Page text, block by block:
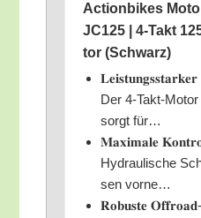
Action­bikes
JC125 | 4‑Takt
tor (Schwarz)
Der 4‑Takt-
sorgt für…
𝐌𝐚𝐱𝐢𝐦𝐚𝐥𝐞
Hydrau­li­sche
sen vorne…
𝐑𝐨𝐛𝐮𝐬𝐭𝐞